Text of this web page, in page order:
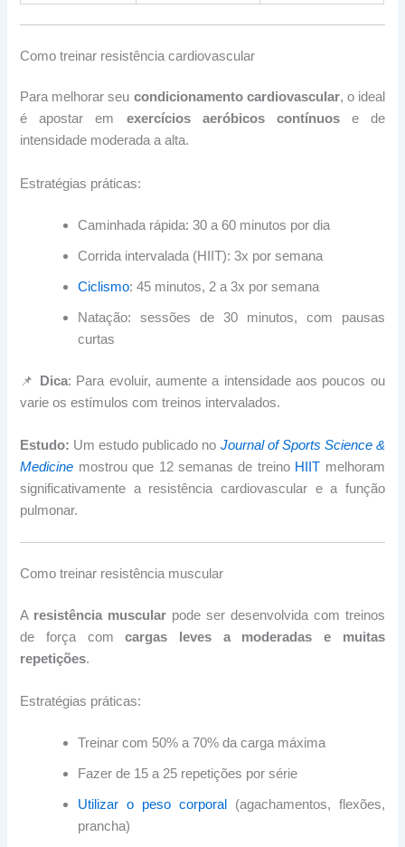
Como treinar resistência cardiovascular
Para melhorar seu condicionamento cardiovascular, o ideal
é apostar em exercícios aeróbicos contínuose de
intensidade moderada a alta.
Estratégias práticas:
Caminhada rápida: 30 a 60 minutos por dia
Corrida intervalada (HIIT): 3x por semana
Ciclismo: 45 minutos, 2 a 3x por semana
Natação: sessões de 30 minutos, com pausas
curtas
📌 Dica: Para evoluir, aumente a intensidade aos poucos ou
varie os estímulos com treinos intervalados.
Estudo: Um estudo publicado no Journal of Sports Science &
Medicine mostrou que 12 semanas de treino HIIT melhoram
significativamente a resistência cardiovascular e a função
pulmonar.
Como treinar resistência muscular
A resistência muscular pode ser desenvolvida com treinos
de força comcargas leves a moderadas e muitas
repetições.
Estratégias práticas:
Treinar com 50% a 70% da carga máxima
Fazer de 15 a 25 repetições por série
Utilizar o peso corporal
(agachamentos, flexões,
prancha)